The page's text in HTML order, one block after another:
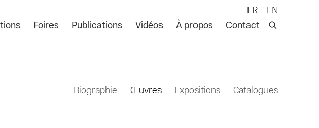
Foires Publications Vidéos À propos Contact
FR EN
Biographie Œuvres Expositions Catalogues